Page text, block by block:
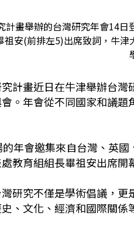
計畫舉辦的台灣研究年會14
祖安(前排左5)出席致詞，牛
計畫近日在牛津舉辦台
。年會從不同國家和議
年會邀集來自台灣、英
教育組組長畢祖安出席開
研究不僅是學術倡議，
、文化、經濟和國際關係